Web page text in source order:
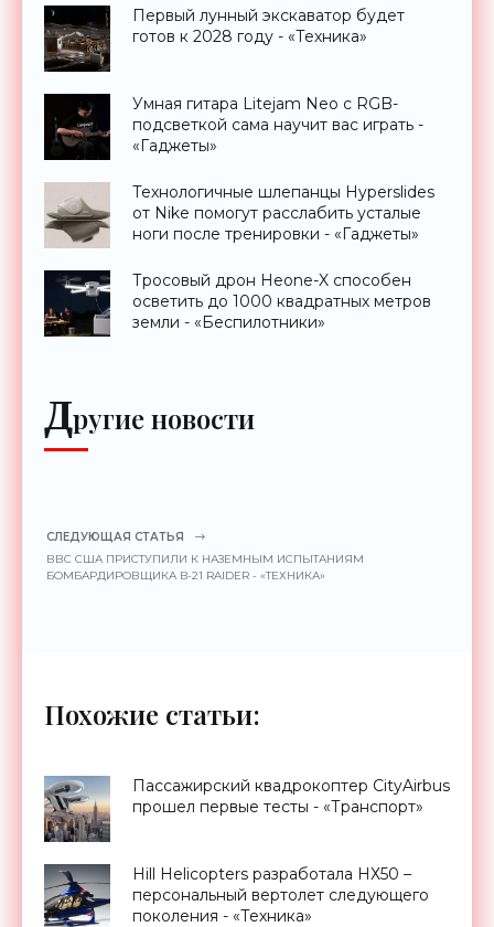
Первый лунный экскаватор будет
готов к 2028 году - «Техника»
Умная гитара Litejam Neo с RGB-
подсветкой сама научит вас играть -
«Гаджеты»
Технологичные шлепанцы Hyperslides
от Nike помогут расслабить усталые
ноги после тренировки - «Гаджеты»
Тросовый дрон Heone-X способен
осветить до 1000 квадратных метров
земли - «Беспилотники»
Другие новости
СЛЕДУЮЩАЯ СТАТЬЯ
ВВС США ПРИСТУПИЛИ К НАЗЕМНЫМ ИСПЫТАНИЯМ
БОМБАРДИРОВЩИКА B-21 RAIDER - «ТЕХНИКА»
Похожие статьи:
Пассажирский квадрокоптер CityAirbus
прошел первые тесты - «Транспорт»
Hill Helicopters разработала НХ50 –
персональный вертолет следующего
поколения - «Техника»